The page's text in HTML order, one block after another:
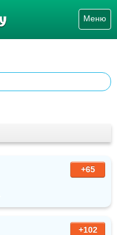
Меню
+65
+102